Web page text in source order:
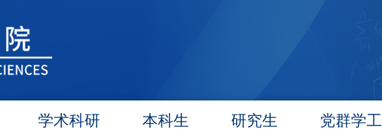
学术科研 本科生 研究生 党群学工